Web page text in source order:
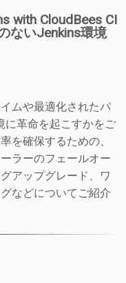
with CloudBees CI
ないJenkins環境
ムや最適化されたパ
に革命を起こすかをご
を確保するための、
ラーのフェールオー
アップグレード、ワ
などについてご紹介